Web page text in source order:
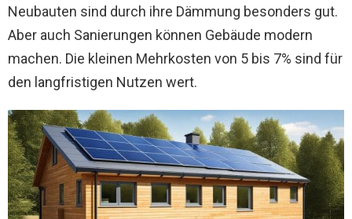
Neubauten sind durch ihre Dämmung besonders gut.
Aber auch Sanierungen können Gebäude modern
machen. Die kleinen Mehrkosten von 5 bis 7% sind für
den langfristigen Nutzen wert.